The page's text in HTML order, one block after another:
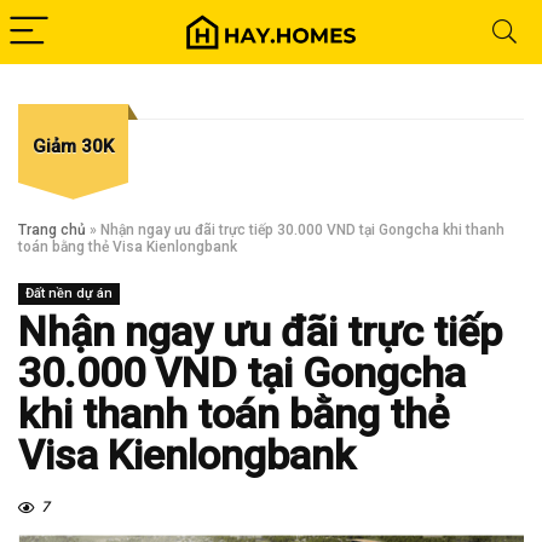
Giảm 30K
Trang chủ » Nhận ngay ưu đãi trực tiếp 30.000 VND tại Gongcha khi thanh
toán bằng thẻ Visa Kienlongbank
Đất nền dự án
Nhận ngay ưu đãi trực tiếp
30.000 VND tại Gongcha
khi thanh toán bằng thẻ
Visa Kienlongbank
7